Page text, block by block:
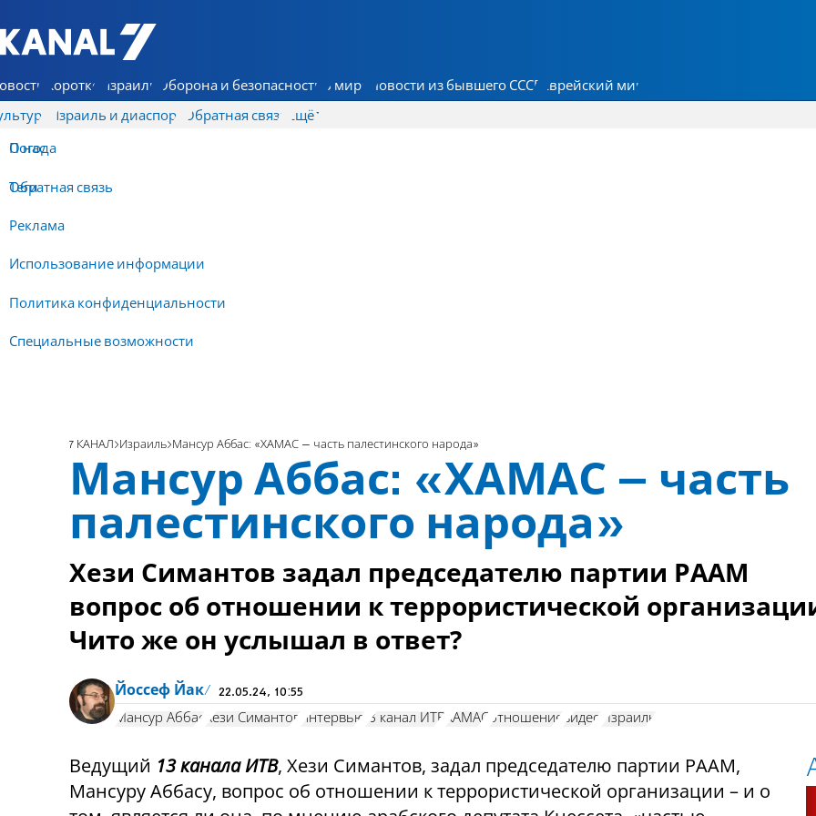
7 КАНАЛ - Аруц Шева
Коротко Израиль Оборона и безопасность В мире Новости из бывшего СССР Еврейский мир
Израиль и диаспора Обратная связь
О нас
Обратная связь
Реклама
Использование информации
Политика конфиденциальности
Специальные возможности
Ещё
Погода
Теги
7 КАНАЛ Израиль Мансур Аббас: «ХАМАС – часть палестинского народа»
Мансур Аббас: «ХАМАС – часть
палестинского народа»
Хези Симантов задал председателю партии РААМ
вопрос об отношении к террористической
Чито же он услышал в ответ?
Йоссеф Йак 22.05.24, 10:55
Мансур Аббас Хези Симантов интервью 13 канал ИТВ ХАМАС отношение видео Израиль
Ведущий 13 канала ИТВ, Хези Симантов, задал председателю партии РААМ,
Мансуру Аббасу, вопрос об отношении к террористической организации – и о